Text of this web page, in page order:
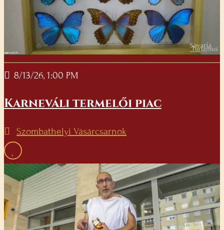
8/13/26, 1:00 PM
Karneváli termelői piac
Szombathelyi Vásárcsarnok